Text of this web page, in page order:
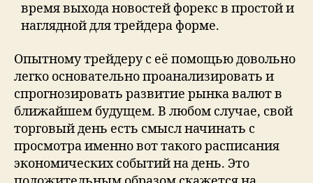
время выхода новостей форекс в простой и
наглядной для трейдера форме.
Опытному трейдеру с её помощью довольно
легко основательно проанализировать и
спрогнозировать развитие рынка валют в
ближайшем будущем. В любом случае, свой
торговый день есть смысл начинать с
просмотра именно вот такого расписания
экономических событий на день. Это